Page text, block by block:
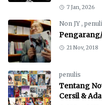
7 Jan, 2026
Non JY ,
21 Nov, 2018
penulis
Tentang
Cersil &